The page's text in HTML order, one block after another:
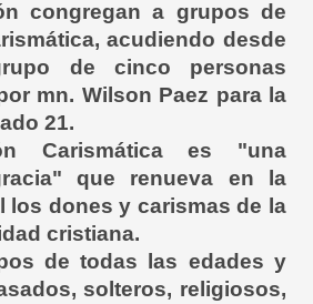
congregan a grupos de
acudiendo desde
de cinco personas
mn. Wilson Paez para la
21.
Carismática es "una
que renueva en la
los dones y carismas de la
cristiana.
de todas las edades y
solteros, religiosos,